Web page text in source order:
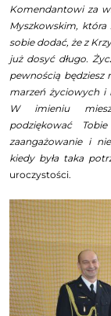
Komendantowi za
Myszkowskim, która
sobie dodać, że z
już dosyć długo.
pewnością będziesz
marzeń życiowych i
W imieniu
podziękować
zaangażowanie i
kiedy była taka
uroczystości.